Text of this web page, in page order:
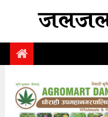
समाचार
समाज
राजनीति
आर्थिक
अन्तर्वार्ता